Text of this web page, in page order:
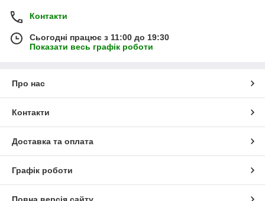
Контакти
Сьогодні працює з 11:00 до 19:30
Показати весь графік роботи
Про нас
Контакти
Доставка та оплата
Графік роботи
Повна версія сайту